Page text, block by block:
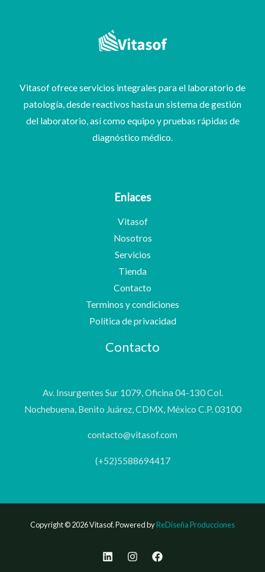
Vitasof ofrece servicios integrales para el laboratorio de
patología, desde reactivos hasta un sistema de gestión
del laboratorio, así como equipo y pruebas rápidas de
diagnóstico médico.
Enlaces
Vitasof
Nosotros
Servicios
Tienda
Contacto
Terminos y condiciones
Política de privacidad
Contacto
Av. Insurgentes Sur 1079, Oficina 04-130 Col.
Nochebuena, Benito Juárez, CDMX, México C.P. 03100
contacto@vitasof.com
(+52)5588694417
Copyright © 2026 Vitasof. Powered byReDiseña Producciones